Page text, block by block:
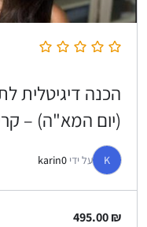
הכנה דיגיטלית
(יום המא"ה) –
K על ידי karin0
495.00₪